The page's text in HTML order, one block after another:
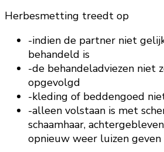
Herbesmetting treedt op
-indien de partner niet
behandeld is
-de behandeladviezen niet
opgevolgd
-kleding of beddengoed
-alleen volstaan is met
schaamhaar,
opnieuw weer luizen geven